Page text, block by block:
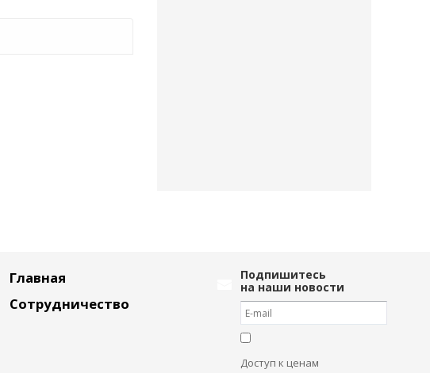
Главная
Сотрудничество
Подпишитесь
на наши новости
Доступ к ценам